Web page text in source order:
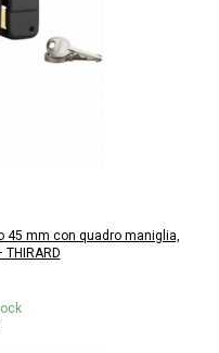
45 mm con quadro maniglia,